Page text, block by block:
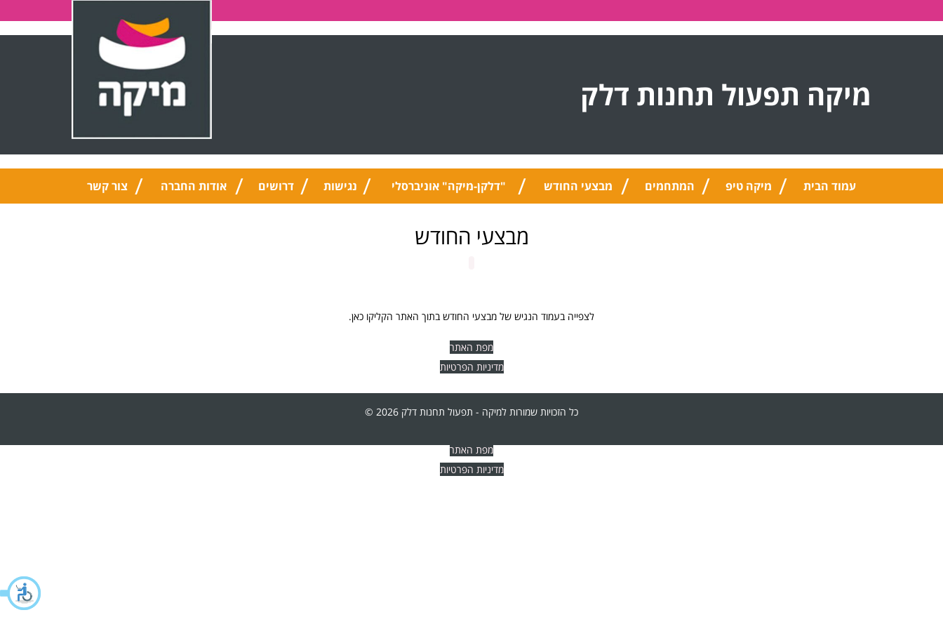
מיקה תפעול תחנות דלק
עמוד הבית מיקה טיפ המתחמים מבצעי החודש "דלקן-מיקה" אוניברסלי נגישות דרושים אודות החברה צור קשר
מבצעי החודש
לצפייה בעמוד הנגיש של מבצעי החודש בתוך האתר הקליקו כאן.
מפת האתר
מדיניות הפרטיות
כל הזכויות שמורות למיקה - תפעול תחנות דלק 2026 ©
מפת האתר
מדיניות הפרטיות